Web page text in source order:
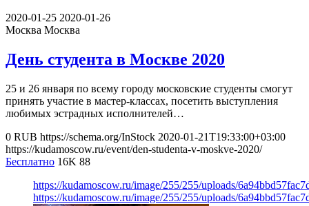
2020-01-25 2020-01-26
Москва Москва
День студента в Москве 2020
25 и 26 января по всему городу московские студенты смогут
принять участие в мастер-классах, посетить выступления
любимых эстрадных исполнителей…
0 RUB https://schema.org/InStock 2020-01-21T19:33:00+03:00
https://kudamoscow.ru/event/den-studenta-v-moskve-2020/
Бесплатно 16K 88
https://kudamoscow.ru/image/255/255/uploads/
https://kudamoscow.ru/image/255/255/uploads/